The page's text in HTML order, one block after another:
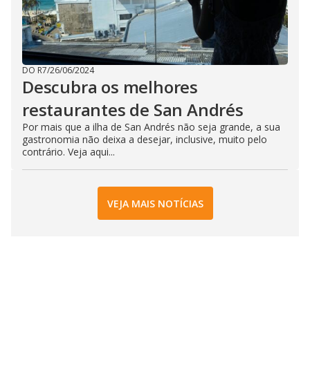
DO R7/26/06/2024
Descubra os melhores
restaurantes de San Andrés
Por mais que a ilha de San Andrés não seja grande, a sua
gastronomia não deixa a desejar, inclusive, muito pelo
contrário. Veja aqui...
VEJA MAIS NOTÍCIAS